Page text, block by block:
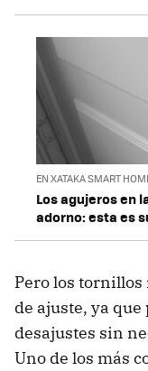
EN XATAKA SMART
Los agujeros en
adorno: esta es
Pero los
de ajuste, ya
desajustes sin
Uno de los más